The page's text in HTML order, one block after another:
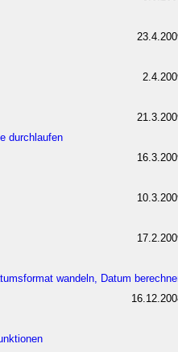
durchlaufen
wandeln, Datum